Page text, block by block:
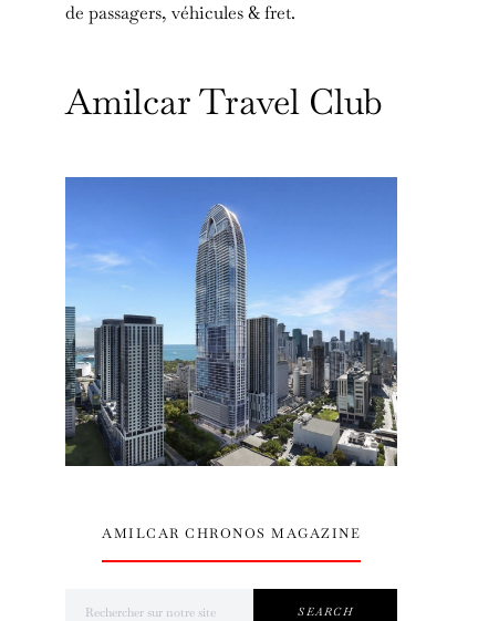
de passagers, véhicules & fret.
Amilcar Travel Club
AMILCAR CHRONOS MAGAZINE
SEARCH